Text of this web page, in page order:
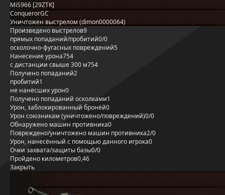
MiS966 [29ZTK]
ConquerorGC
Уничтожен выстрелом (dimon0000064)
Произведено выстрелов9
прямых попаданий/пробитий0/0
осколочно-фугасных повреждений5
Нанесение урона754
с дистанции свыше 300 м754
Получено попаданий2
пробитий1
не нанёсших урон0
Получено попаданий осколками1
Урон, заблокированный бронёй0
Урон союзникам (уничтожено/повреждений)0/0
Обнаружено машин противника0
Повреждено/уничтожено машин противника2/0
Урон, нанесённый с помощью данного игрока0
Очки захвата/защиты базы0/0
Пройдено километров0,46
Закрыть